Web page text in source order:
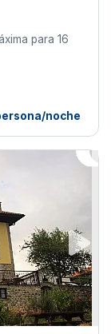
para 16
noche